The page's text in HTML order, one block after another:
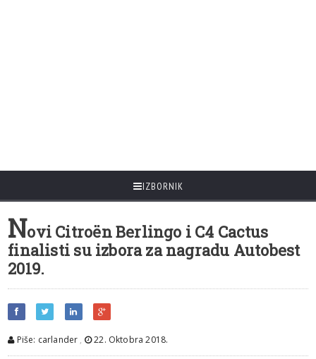
IZBORNIK
Novi Citroën Berlingo i C4 Cactus
finalisti su izbora za nagradu Autobest
2019.
Piše: carlander , 22. Oktobra 2018.